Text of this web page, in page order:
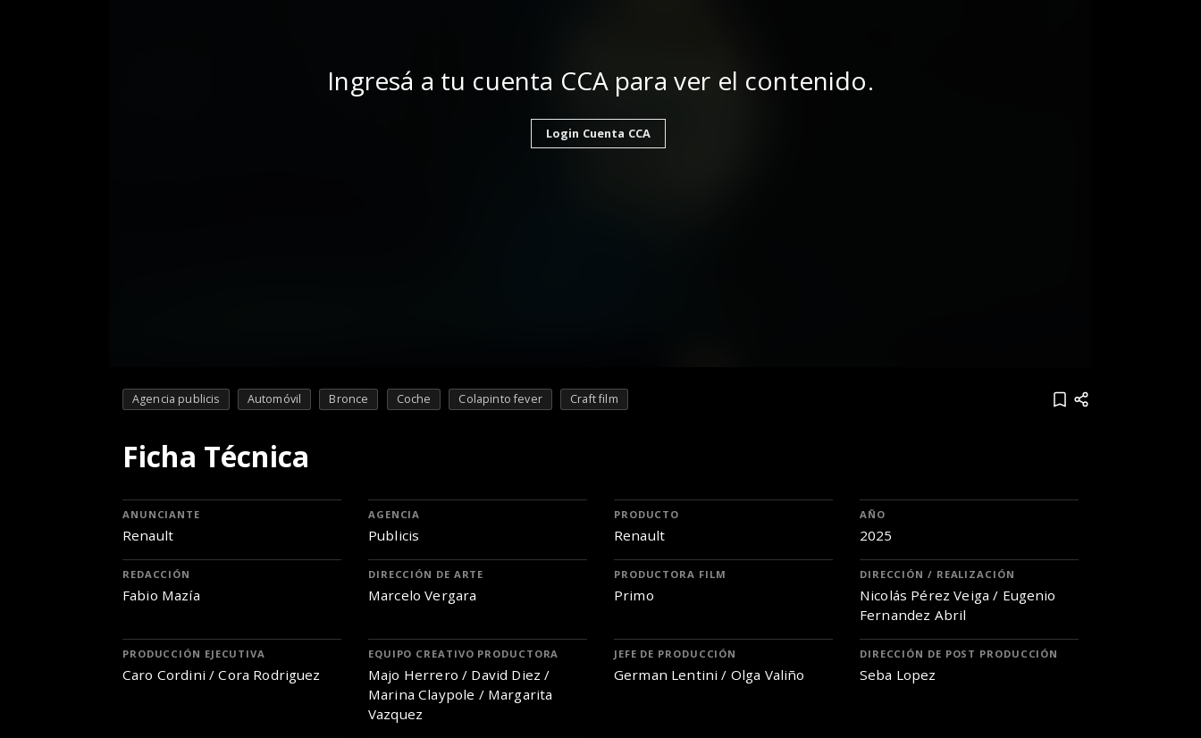
Ingresá a tu cuenta CCA para ver el contenido.
Login Cuenta CCA
Agencia publicis Automóvil Bronce Coche Colapinto fever Craft film
Ficha Técnica
ANUNCIANTE
Renault
AGENCIA
Publicis
PRODUCTO
Renault
AÑO
2025
REDACCIÓN
Fabio Mazía
DIRECCIÓN DE ARTE
Marcelo Vergara
PRODUCTORA FILM
Primo
DIRECCIÓN / REALIZACIÓN
Nicolás Pérez Veiga / Eugenio
Fernandez Abril
PRODUCCIÓN EJECUTIVA
Caro Cordini / Cora Rodriguez
EQUIPO CREATIVO PRODUCTORA
Majo Herrero / David Diez /
Marina Claypole / Margarita
Vazquez
JEFE DE PRODUCCIÓN
German Lentini / Olga Valiño
DIRECCIÓN DE POST PRODUCCIÓN
Seba Lopez